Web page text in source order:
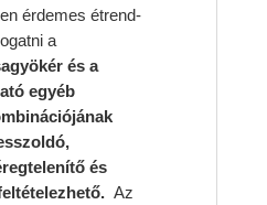
érdemes étrend-
a
és a
egyéb
és
Az